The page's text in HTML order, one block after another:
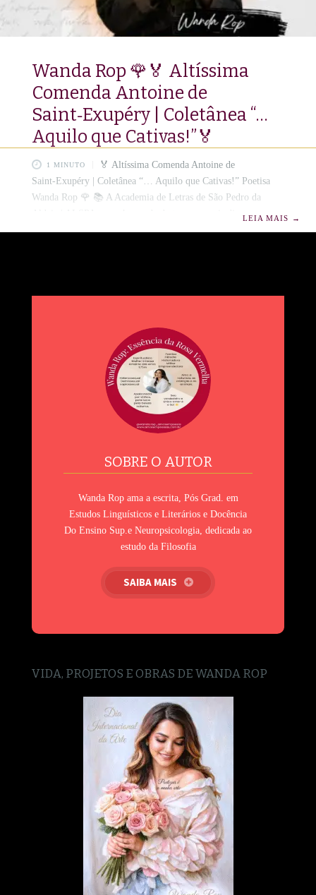
Wanda Rop 🌹🏅 Altíssima
Comenda Antoine de
Saint‑Exupéry | Coletânea “…
Aquilo que Cativas!”🏅
1 MINUTO
🏅 Altíssima Comenda Antoine de
Saint‑Exupéry | Coletânea “… Aquilo que Cativas!” Poetisa
Wanda Rop 🌹 📚 A Academia de Letras de São Pedro da
Aldeia | ALSPA tem a honra de destacar os mais diversos
contribuído para o enriquecimento do patrimônio cultural
LEIA MAIS →
SOBRE O AUTOR
Wanda Rop ama a escrita, Pós Grad. em
Estudos Linguísticos e Literários e Docência
Do Ensino Sup.e Neuropsicologia, dedicada ao
estudo da Filosofia
SAIBA MAIS
VIDA, PROJETOS E OBRAS DE WANDA ROP